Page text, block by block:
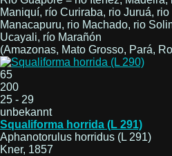
Maniquí, río Curiraba, rio Juruá,
Manacapuru, rio Machado, rio
Ucayali, río Marañón
(Amazonas, Mato Grosso, Pará,
65
200
25 - 29
unbekannt
Squaliforma horrida (L 291)
Aphanotorulus horridus (L 291)
Kner, 1857